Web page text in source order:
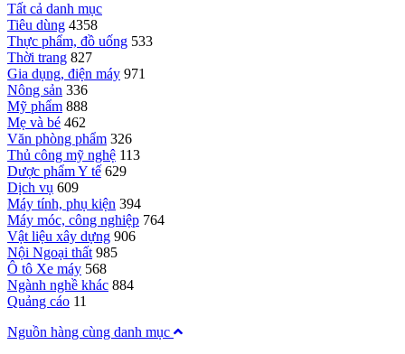
Tất cả danh mục
Tiêu dùng 4358
Thực phẩm, đồ uống 533
Thời trang 827
Gia dụng, điện máy 971
Nông sản 336
Mỹ phẩm 888
Mẹ và bé 462
Văn phòng phẩm 326
Thủ công mỹ nghệ 113
Dược phẩm Y tế 629
Dịch vụ 609
Máy tính, phụ kiện 394
Máy móc, công nghiệp 764
Vật liệu xây dựng 906
Nội Ngoại thất 985
Ô tô Xe máy 568
Ngành nghề khác 884
Quảng cáo 11
Nguồn hàng cùng danh mục